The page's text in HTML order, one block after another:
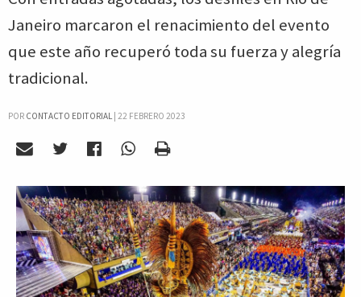
Janeiro marcaron el renacimiento del evento
que este año recuperó toda su fuerza y alegría
tradicional.
POR CONTACTO EDITORIAL| 22 FEBRERO 2023